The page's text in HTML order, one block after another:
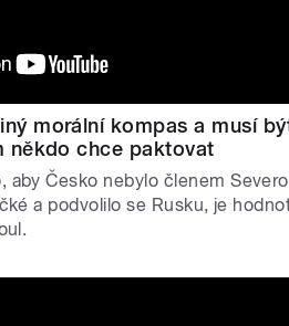
morální kompas a musí
někdo chce paktovat
aby Česko nebylo členem
a podvolilo se Rusku, je